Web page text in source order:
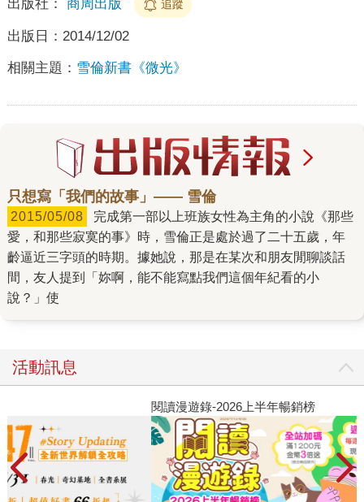
出版社： 商周出版 追蹤
出版日： 2014/12/02
相關主題： 雪倫新書《微光》
只想寫「我們的故事」—— 雪倫
2015/05/08
愛，和那些寂寞的事》時，雪倫正是處於過了二十五歲，年
齡逼近三字頭的時期。據她說，那是在某次和朋友閒聊談話
間，友人提到「妳啊，能不能寫點我們這個年紀看的小
說？」使
活動訊息
閱讀漫遊錄-2026上半年暢銷榜